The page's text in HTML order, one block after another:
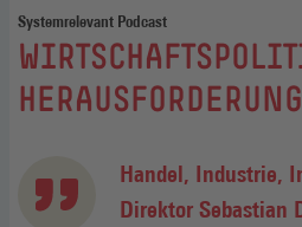
Systemrelevant Podcast
:
Handel, Industrie,
Direktor Sebastian